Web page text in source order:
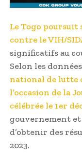
Le Togo poursuit
contre le VIH/
significatifs au
Selon les
national de lutte
l’occasion de la
célébrée le 1er
gouvernement
d’obtenir des
2023.